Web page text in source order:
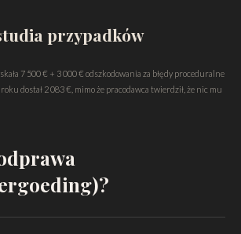
przypadków
7 500 € + 3 000 € odszkodowania za błędy proceduralne
dostał 2 083 €, mimo że pracodawca twierdził, że nic mu